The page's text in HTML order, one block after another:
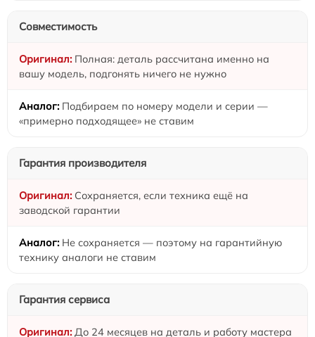
Совместимость
Полная: деталь рассчитана именно на
вашу модель, подгонять ничего не нужно
Подбираем по номеру модели и серии —
«примерно подходящее» не ставим
Гарантия производителя
Сохраняется, если техника ещё на
заводской гарантии
Не сохраняется — поэтому на гарантийную
технику аналоги не ставим
Гарантия сервиса
До 24 месяцев на деталь и работу мастера